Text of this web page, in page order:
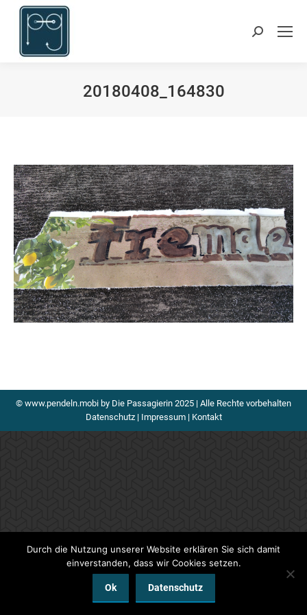
20180408_164830
© www.pendeln.mobi by Die Passagierin 2025 | Alle Rechte vorbehalten
Datenschutz| Impressum| Kontakt
Durch die Nutzung unserer Website erklären Sie sich damit
einverstanden, dass wir Cookies setzen.
Ok Datenschutz